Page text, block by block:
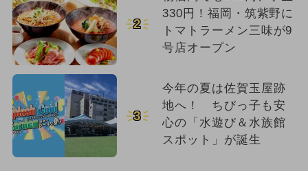
2
330円！福岡・筑紫野に
トマトラーメン三味が9
号店オープン
3
今年の夏は佐賀玉屋跡
地へ！ ちびっ子も安
心の「水遊び＆水族館
スポット」が誕生